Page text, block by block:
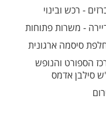
- רכש ובינוי
- משרות פתוחות
סיסמה ארגונית
הספורט והנופש
סילבן אדמס